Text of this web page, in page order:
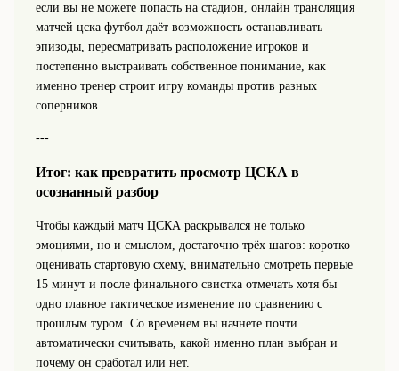
если вы не можете попасть на стадион, онлайн трансляция
матчей цска футбол даёт возможность останавливать
эпизоды, пересматривать расположение игроков и
постепенно выстраивать собственное понимание, как
именно тренер строит игру команды против разных
соперников.
---
Итог: как превратить просмотр ЦСКА в
осознанный разбор
Чтобы каждый матч ЦСКА раскрывался не только
эмоциями, но и смыслом, достаточно трёх шагов: коротко
оценивать стартовую схему, внимательно смотреть первые
15 минут и после финального свистка отмечать хотя бы
одно главное тактическое изменение по сравнению с
прошлым туром. Со временем вы начнете почти
автоматически считывать, какой именно план выбран и
почему он сработал или нет.